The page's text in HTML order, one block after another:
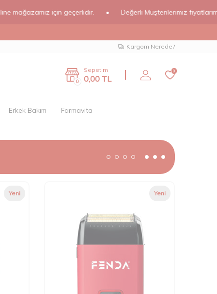
için geçerlidir. • Değerli Müşterilerimiz fiyatlarımız
Kargom Nerede?
0
Sepetim
0,00 TL
0
Erkek Bakım Farmavita
Yeni Yeni